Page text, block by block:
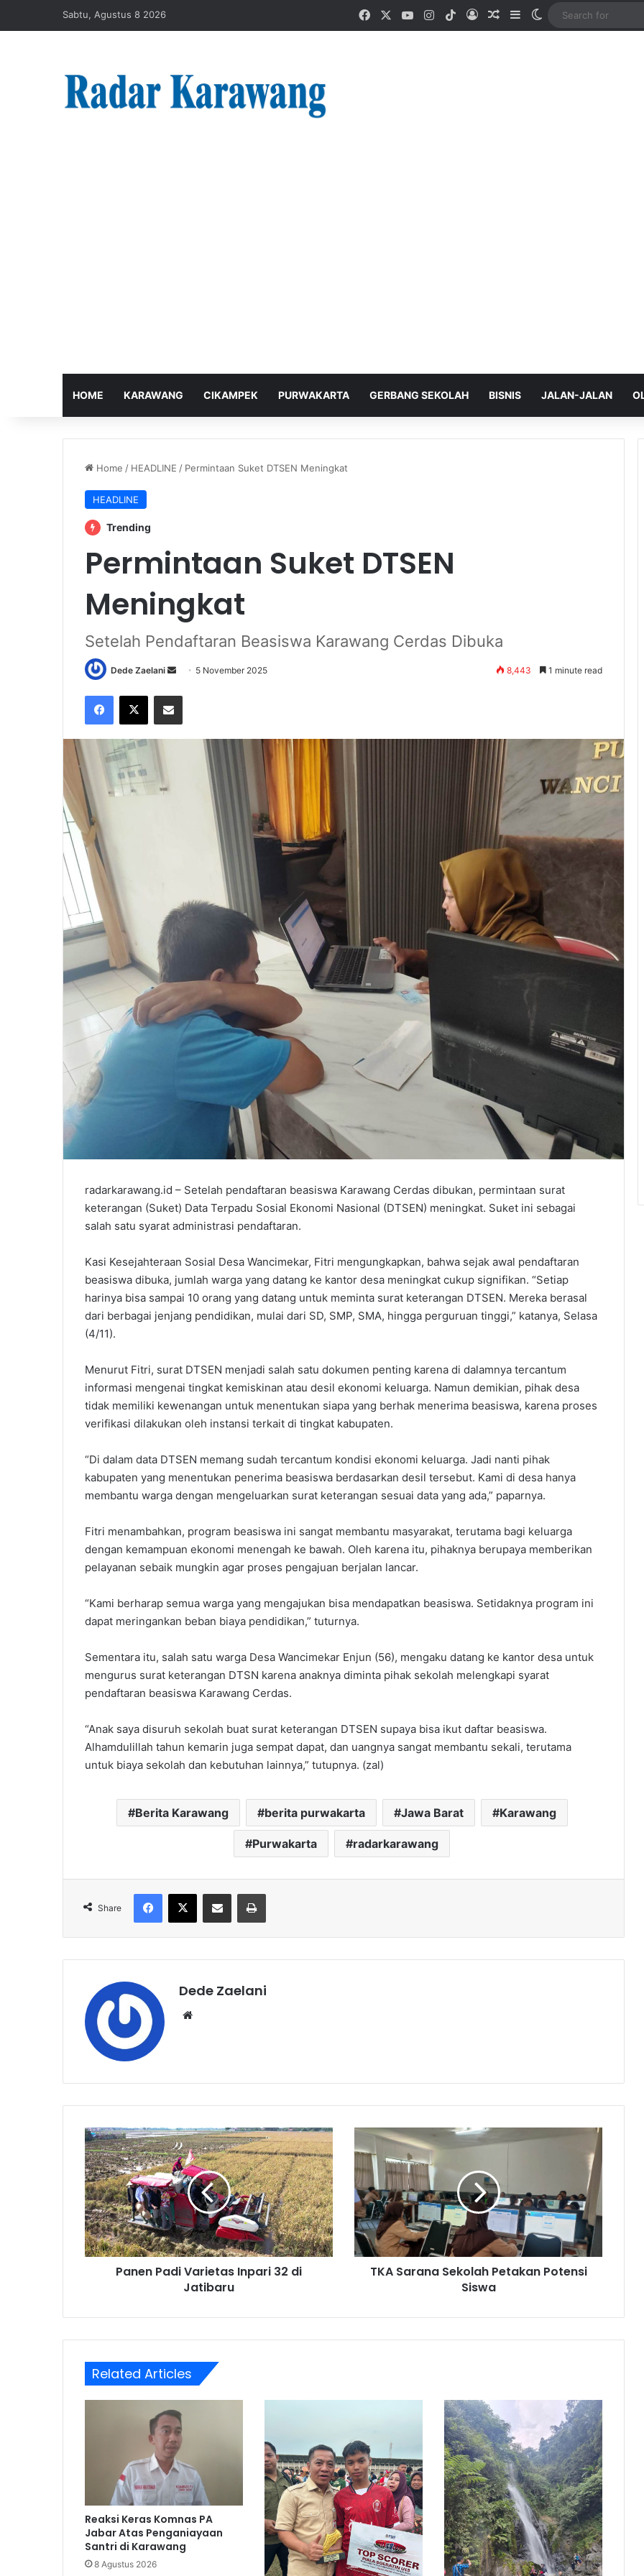
Sabtu, Agustus 8 2026 FacebookYouTubeInstagram
TikTokLog InRandom Article
SidebarSwitch skin
HOME KARAWANG CIKAMPEK PURWAKARTA GERBANG SEKOLAH BISNIS JALAN-JALAN
Home / HEADLINE / Permintaan Suket DTSEN Meningkat
HEADLINE
Trending
Permintaan Suket DTSEN
Meningkat
Setelah Pendaftaran Beasiswa Karawang Cerdas Dibuka
Dede Zaelani
Send 5 November 2025 8,443 1 minute read
Facebook
X Share via Email
radarkarawang.id – Setelah pendaftaran beasiswa Karawang Cerdas dibukan, permintaan surat
keterangan (Suket) Data Terpadu Sosial Ekonomi Nasional (DTSEN) meningkat. Suket ini sebagai
salah satu syarat administrasi pendaftaran.
Kasi Kesejahteraan Sosial Desa Wancimekar, Fitri mengungkapkan, bahwa sejak awal pendaftaran
beasiswa dibuka, jumlah warga yang datang ke kantor desa meningkat cukup signifikan. “Setiap
harinya bisa sampai 10 orang yang datang untuk meminta surat keterangan DTSEN. Mereka berasal
dari berbagai jenjang pendidikan, mulai dari SD, SMP, SMA, hingga perguruan tinggi,” katanya, Selasa
(4/11).
Menurut Fitri, surat DTSEN menjadi salah satu dokumen penting karena di dalamnya tercantum
informasi mengenai tingkat kemiskinan atau desil ekonomi keluarga. Namun demikian, pihak desa
tidak memiliki kewenangan untuk menentukan siapa yang berhak menerima beasiswa, karena proses
verifikasi dilakukan oleh instansi terkait di tingkat kabupaten.
“Di dalam data DTSEN memang sudah tercantum kondisi ekonomi keluarga. Jadi nanti pihak
kabupaten yang menentukan penerima beasiswa berdasarkan desil tersebut. Kami di desa hanya
membantu warga dengan mengeluarkan surat keterangan sesuai data yang ada,” paparnya.
Fitri menambahkan, program beasiswa ini sangat membantu masyarakat, terutama bagi keluarga
dengan kemampuan ekonomi menengah ke bawah. Oleh karena itu, pihaknya berupaya memberikan
pelayanan sebaik mungkin agar proses pengajuan berjalan lancar.
“Kami berharap semua warga yang mengajukan bisa mendapatkan beasiswa. Setidaknya program ini
dapat meringankan beban biaya pendidikan,” tuturnya.
Sementara itu, salah satu warga Desa Wancimekar Enjun (56), mengaku datang ke kantor desa untuk
mengurus surat keterangan DTSN karena anaknya diminta pihak sekolah melengkapi syarat
pendaftaran beasiswa Karawang Cerdas.
“Anak saya disuruh sekolah buat surat keterangan DTSEN supaya bisa ikut daftar beasiswa.
Alhamdulillah tahun kemarin juga sempat dapat, dan uangnya sangat membantu sekali, terutama
untuk biaya sekolah dan kebutuhan lainnya,” tutupnya. (zal)
Berita Karawang berita purwakarta Jawa Barat Karawang
Purwakarta radarkarawang
Share
Facebook
X Share via Email Print
Dede Zaelani
Panen
Padi
Varietas
Inpari
32
di
Jatibaru
Panen Padi Varietas Inpari 32 di
Jatibaru
TKA
Sarana
Sekolah
Petakan
Potensi
Siswa
TKA Sarana Sekolah Petakan Potensi
Siswa
Related Articles
Reaksi Keras Komnas PA
Jabar Atas Penganiayaan
Santri di Karawang
8 Agustus 2026